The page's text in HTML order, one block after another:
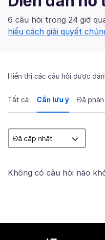
6 câu hỏi trong 24 giờ
hiểu cách giải quyết
Hiển thị các câu hỏi được
Tất cả Cần lưu ý Đã phản
Không có câu hỏi nào